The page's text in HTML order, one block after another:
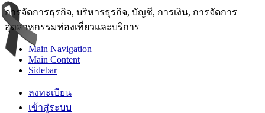
การจัดการธุรกิจ, บริหารธุรกิจ, บัญชี, การเงิน, การจัดการ
อุตสาหกรรมท่องเที่ยวและบริการ
Main Navigation
Main Content
Sidebar
ลงทะเบียน
เข้าสู่ระบบ